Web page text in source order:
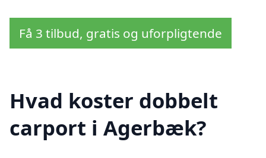
Få 3 tilbud, gratis og uforpligtende
Hvad koster dobbelt
carport i Agerbæk?